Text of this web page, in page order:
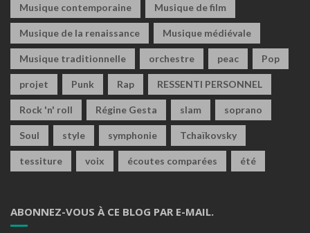
Musique contemporaine Musique de film
Musique de la renaissance Musique médiévale
Musique traditionnelle orchestre peac Pop
projet Punk Rap RESSENTI PERSONNEL
Rock 'n' roll Régine Gesta slam soprano
Soul style symphonie Tchaïkovsky
tessiture voix écoutes comparées été
ABONNEZ-VOUS À CE BLOG PAR E-MAIL.